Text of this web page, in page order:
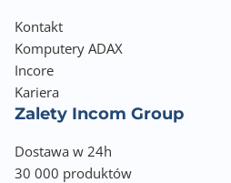
Kontakt
Komputery ADAX
Incore
Kariera
Zalety Incom Group
Dostawa w 24h
30 000 produktów